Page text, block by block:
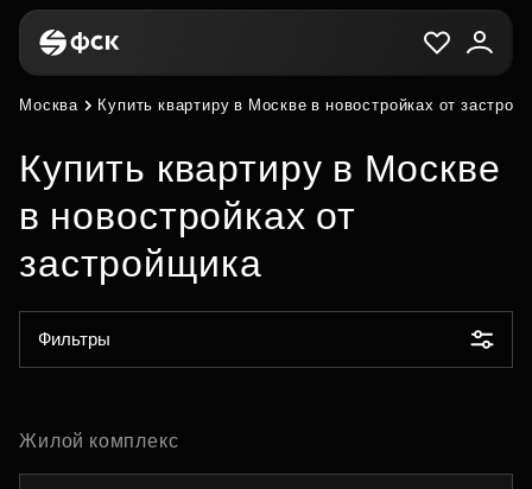
Москва Купить квартиру в Москве в новостройках от
Купить квартиру в Москве
в новостройках от
застройщика
Фильтры
Жилой комплекс